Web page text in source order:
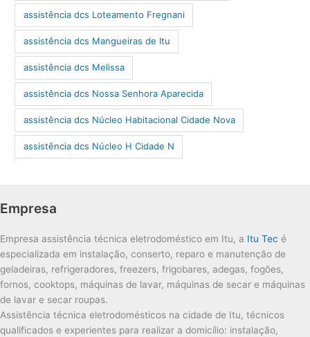
assistência dcs Loteamento Fregnani
assistência dcs Mangueiras de Itu
assistência dcs Melissa
assistência dcs Nossa Senhora Aparecida
assistência dcs Núcleo Habitacional Cidade Nova
assistência dcs Núcleo H Cidade N
Empresa
Empresa assistência técnica eletrodoméstico em Itu, a Itu Tec é
especializada em instalação, conserto, reparo e manutenção de
geladeiras, refrigeradores, freezers, frigobares, adegas, fogões,
fornos, cooktops, máquinas de lavar, máquinas de secar e máquinas
de lavar e secar roupas.
Assistência técnica eletrodomésticos na cidade de Itu, técnicos
qualificados e experientes para realizar a domicílio: instalação,